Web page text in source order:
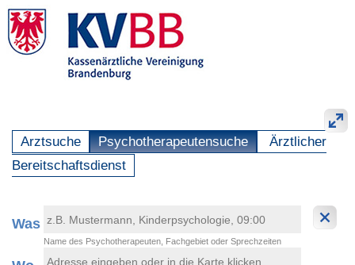
Arztsuche Psychotherapeutensuche
Ärztlicher
Bereitschaftsdienst
Was
Name des Psychotherapeuten, Fachgebiet oder Sprechzeiten